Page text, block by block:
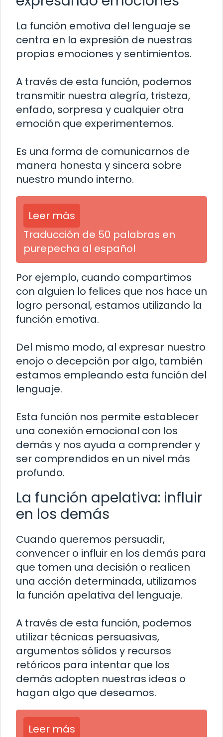
La función emotiva del lenguaje se
centra en la expresión de nuestras
propias emociones y sentimientos.
A través de esta función, podemos
transmitir nuestra alegría, tristeza,
enfado, sorpresa y cualquier otra
emoción que experimentemos.
Es una forma de comunicarnos de
manera honesta y sincera sobre
nuestro mundo interno.
Leer más
Traducción de 50 palabras en
purepecha al español
Por ejemplo, cuando compartimos
con alguien lo felices que nos hace un
logro personal, estamos utilizando la
función emotiva.
Del mismo modo, al expresar nuestro
enojo o decepción por algo, también
estamos empleando esta función del
lenguaje.
Esta función nos permite establecer
una conexión emocional con los
demás y nos ayuda a comprender y
ser comprendidos en un nivel más
profundo.
La función apelativa: influir
en los demás
Cuando queremos persuadir,
convencer o influir en los demás para
que tomen una decisión o realicen
una acción determinada, utilizamos
la función apelativa del lenguaje.
A través de esta función, podemos
utilizar técnicas persuasivas,
argumentos sólidos y recursos
retóricos para intentar que los
demás adopten nuestras ideas o
hagan algo que deseamos.
Leer más